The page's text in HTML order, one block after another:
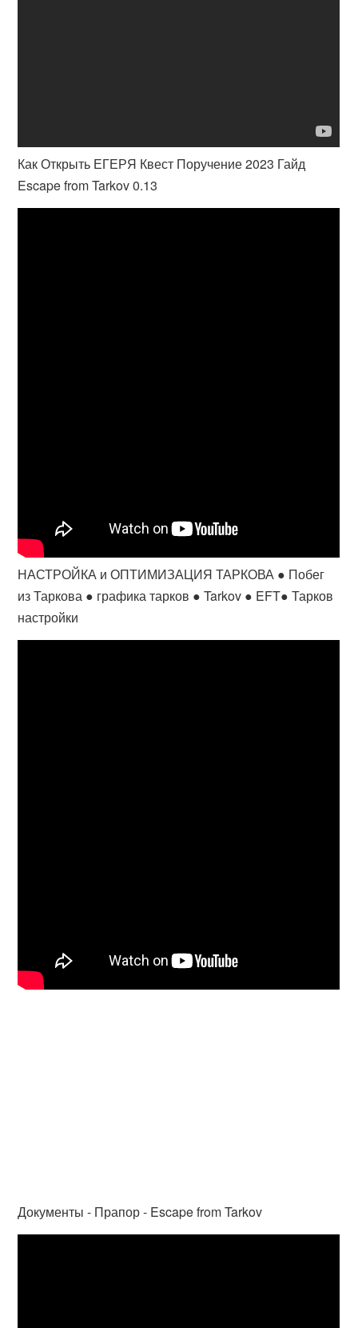
Как Открыть ЕГЕРЯ Квест Поручение 2023 Гайд
Escape from Tarkov 0.13
НАСТРОЙКА и ОПТИМИЗАЦИЯ ТАРКОВА ● Побег
из Таркова ● графика тарков ● Tarkov ● EFT● Тарков
настройки
Документы - Прапор - Escape from Tarkov